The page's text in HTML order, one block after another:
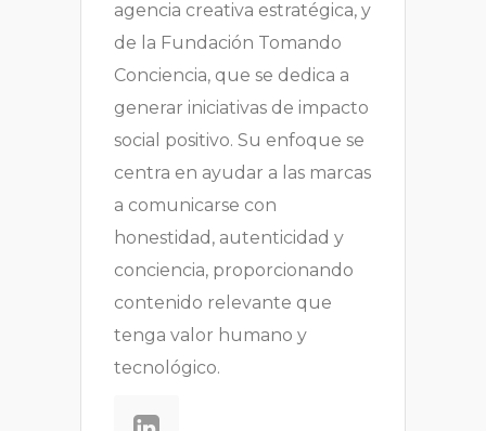
agencia creativa estratégica, y
de la Fundación Tomando
Conciencia, que se dedica a
generar iniciativas de impacto
social positivo. Su enfoque se
centra en ayudar a las marcas
a comunicarse con
honestidad, autenticidad y
conciencia, proporcionando
contenido relevante que
tenga valor humano y
tecnológico.